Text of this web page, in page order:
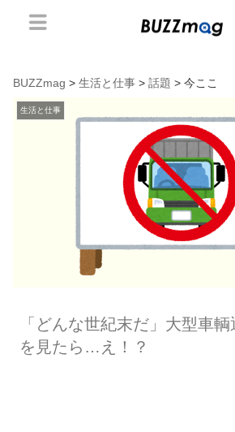
BUZZmag > 生活と仕事 > 話題 > 今ここ
生活と仕事
「どんな世紀末だ」大型車
を見たら…え！？